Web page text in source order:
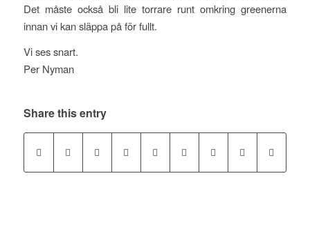
Det måste också bli lite torrare runt omkring greenerna
innan vi kan släppa på för fullt.
Vi ses snart.
Per Nyman
Share this entry